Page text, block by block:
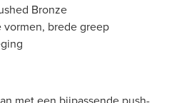
Bronze
brede greep